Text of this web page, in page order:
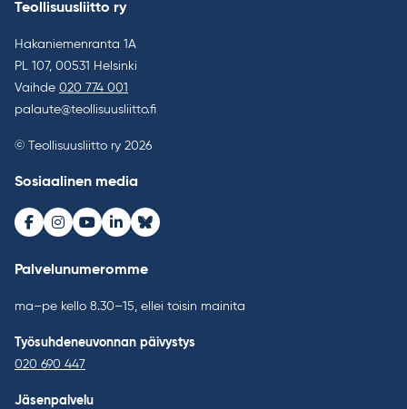
Teollisuusliitto ry
Hakaniemenranta 1A
PL 107, 00531 Helsinki
Vaihde 020 774 001
palaute@teollisuusliitto.fi
© Teollisuusliitto ry 2026
Sosiaalinen media
Facebook
Instagram
Youtube
LinkedInBluesky
Palvelunumeromme
ma–pe kello 8.30–15, ellei toisin mainita
Työsuhdeneuvonnan päivystys
020 690 447
Jäsenpalvelu